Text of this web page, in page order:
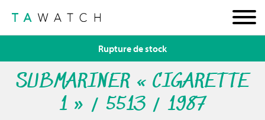
SUBMARINER « CIGARETTE
1 » / 5513 / 1987
Rupture de stock